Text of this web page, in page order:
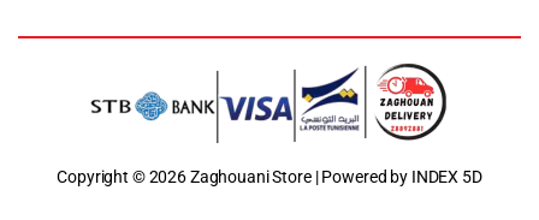
Copyright © 2026 Zaghouani Store | Powered by INDEX 5D